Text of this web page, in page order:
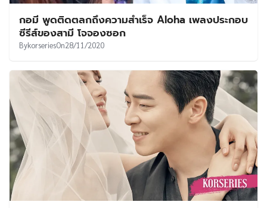
กอมี พูดติดตลกถึงความสำเร็จ Aloha เพลงประกอบ
ซีรีส์ของสามี โจจองซอก
BykorseriesOn28/11/2020